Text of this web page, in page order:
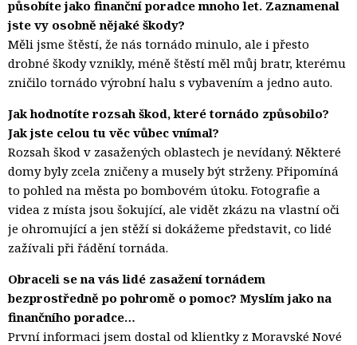
působíte jako finanční poradce mnoho let. Zaznamenal
jste vy osobně nějaké škody?
Měli jsme štěstí, že nás tornádo minulo, ale i přesto
drobné škody vznikly, méně štěstí měl můj bratr, kterému
zničilo tornádo výrobní halu s vybavením a jedno auto.
Jak hodnotíte rozsah škod, které tornádo způsobilo?
Jak jste celou tu věc vůbec vnímal?
Rozsah škod v zasažených oblastech je nevídaný. Některé
domy byly zcela zničeny a musely být strženy. Připomíná
to pohled na města po bombovém útoku. Fotografie a
videa z místa jsou šokující, ale vidět zkázu na vlastní oči
je ohromující a jen stěží si dokážeme představit, co lidé
zažívali při řádění tornáda.
Obraceli se na vás lidé zasažení tornádem
bezprostředně po pohromě o pomoc? Myslím jako na
finančního poradce…
První informaci jsem dostal od klientky z Moravské Nové